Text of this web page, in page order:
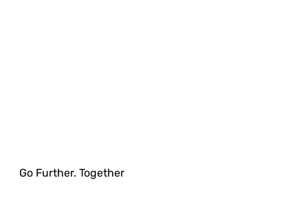
Go Further. Together